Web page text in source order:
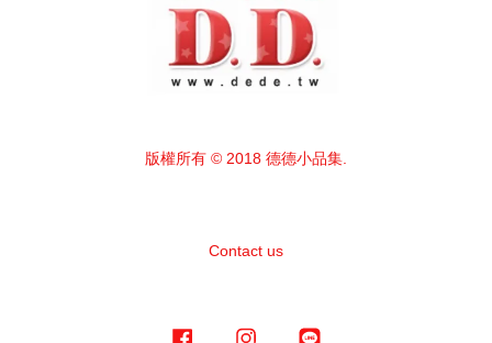
版權所有 © 2018 德德小品集.
Contact us
Facebook Instagram